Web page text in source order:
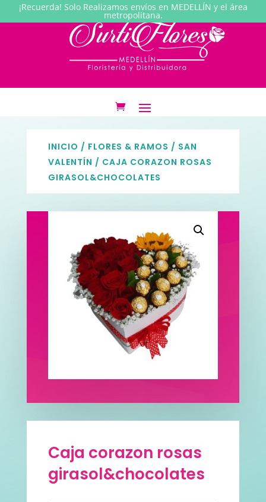
¡Recuerda! Solo Realizamos envíos en MEDELLÍN y el área
metropolitana.
INICIO / FLORES & RAMOS / SAN
VALENTÍN / CAJA CORAZON ROSAS
GIRASOL&CHOCOLATES
Caja corazon rosas
girasol&chocolates